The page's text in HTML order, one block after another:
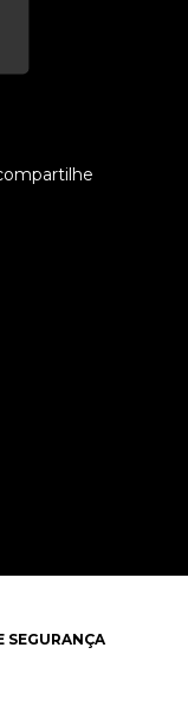
SEGURANÇA